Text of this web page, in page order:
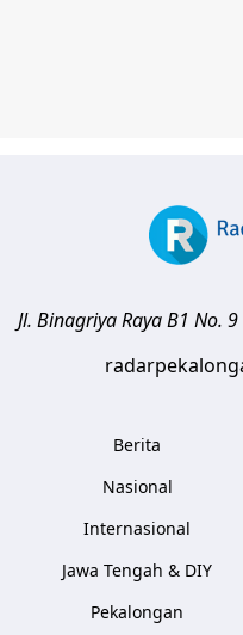
Jl. Binagriya Raya B1 No. 9
Berita
Nasional
Internasional
Jawa Tengah & DIY
Pekalongan